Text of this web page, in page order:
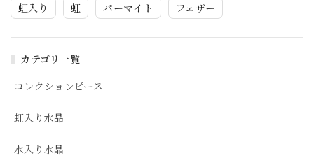
虹入り 虹 パーマイト フェザー
カテゴリ一覧
コレクションピース
虹入り水晶
水入り水晶